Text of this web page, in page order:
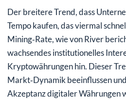
Der breitere Trend, dass
Tempo kaufen, das viermal
Mining‑Rate, wie von River
wachsendes institutionelles
Kryptowährungen hin. Dieser
Markt‑Dynamik beeinflussen
Akzeptanz digitaler Währungen